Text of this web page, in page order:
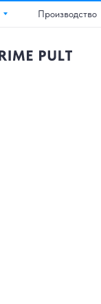
Производство